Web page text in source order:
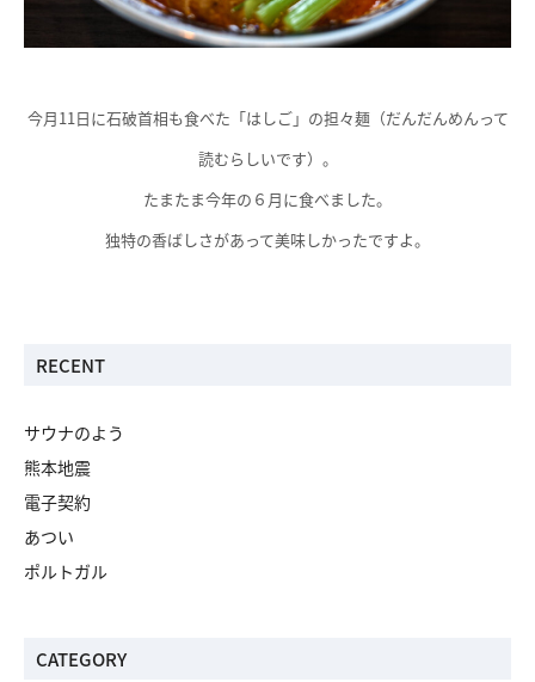
今月11日に石破首相も食べた「はしご」の担々麺（だんだんめんって
読むらしいです）。
たまたま今年の６月に食べました。
独特の香ばしさがあって美味しかったですよ。
RECENT
サウナのよう
熊本地震
電子契約
あつい
ポルトガル
CATEGORY